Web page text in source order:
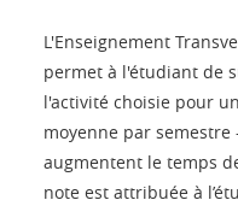
L'Enseignement
permet à l'étudiant de
l'activité choisie pour
moyenne par
augmentent le temps
note est attribuée à